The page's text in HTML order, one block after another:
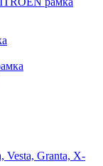
Vesta, Granta, X-